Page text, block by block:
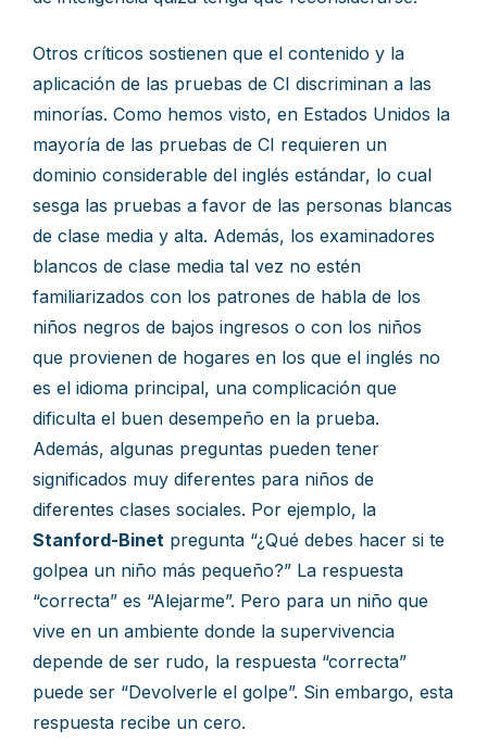
Otros críticos sostienen que el contenido y la
aplicación de las pruebas de CI discriminan a las
minorías. Como hemos visto, en Estados Unidos la
mayoría de las pruebas de CI requieren un
dominio considerable del inglés estándar, lo cual
sesga las pruebas a favor de las personas blancas
de clase media y alta. Además, los examinadores
blancos de clase media tal vez no estén
familiarizados con los patrones de habla de los
niños negros de bajos ingresos o con los niños
que provienen de hogares en los que el inglés no
es el idioma principal, una complicación que
dificulta el buen desempeño en la prueba.
Además, algunas preguntas pueden tener
significados muy diferentes para niños de
diferentes clases sociales. Por ejemplo, la
Stanford-Binet pregunta “¿Qué debes hacer si te
golpea un niño más pequeño?” La respuesta
“correcta” es “Alejarme”. Pero para un niño que
vive en un ambiente donde la supervivencia
depende de ser rudo, la respuesta “correcta”
puede ser “Devolverle el golpe”. Sin embargo, esta
respuesta recibe un cero.